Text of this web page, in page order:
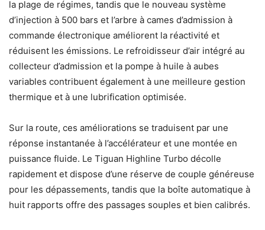
la plage de régimes, tandis que le nouveau système
d’injection à 500 bars et l’arbre à cames d’admission à
commande électronique améliorent la réactivité et
réduisent les émissions. Le refroidisseur d’air intégré au
collecteur d’admission et la pompe à huile à aubes
variables contribuent également à une meilleure gestion
thermique et à une lubrification optimisée.
Sur la route, ces améliorations se traduisent par une
réponse instantanée à l’accélérateur et une montée en
puissance fluide. Le Tiguan Highline Turbo décolle
rapidement et dispose d’une réserve de couple généreuse
pour les dépassements, tandis que la boîte automatique à
huit rapports offre des passages souples et bien calibrés.